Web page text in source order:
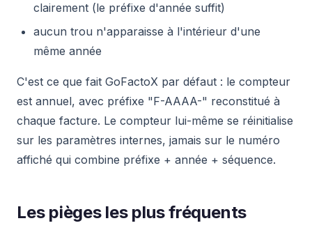
clairement (le préfixe d'année suffit)
aucun trou n'apparaisse à l'intérieur d'une
même année
C'est ce que fait GoFactoX par défaut : le compteur
est annuel, avec préfixe "F-AAAA-" reconstitué à
chaque facture. Le compteur lui-même se réinitialise
sur les paramètres internes, jamais sur le numéro
affiché qui combine préfixe + année + séquence.
Les pièges les plus fréquents